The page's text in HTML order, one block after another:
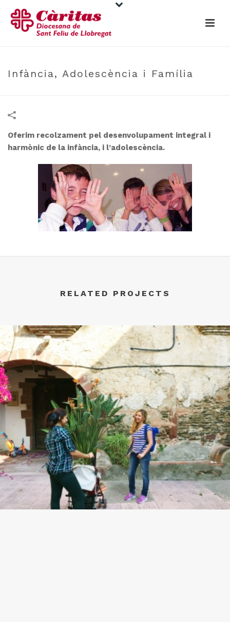
Infància, Adolescència i Família
Oferim recolzament pel desenvolupament integral i
harmònic de la infància, i l’adolescència.
RELATED PROJECTS